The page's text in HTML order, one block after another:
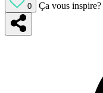
0 Ça vous inspire?